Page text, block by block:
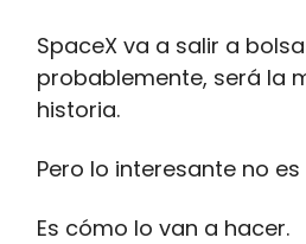
SpaceX va a salir a
probablemente, será la
historia.
Pero lo interesante no es
Es cómo lo van a hacer.